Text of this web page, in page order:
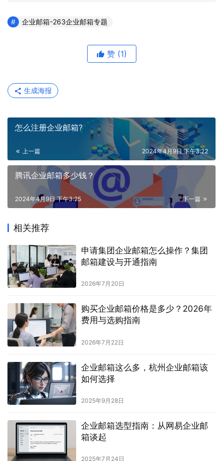
企业邮箱-263企业邮箱专题
赞 (1)
生成海报
怎么注册企业邮箱?
上一篇 2024年4月9日 下午3:22
腾讯企业邮箱多少钱？
下一篇
2024年4月9日 下午3:25
相关推荐
申请集团企业邮箱怎么操作？集团
邮箱建设与开通指南
2026年7月20日
购买企业邮箱价格是多少？2026年
费用与选购指南
2026年7月22日
企业邮箱这么多，杭州企业邮箱该
如何选择
2025年9月28日
企业邮箱选型指南：从网易企业邮
箱谈起
2025年7月24日